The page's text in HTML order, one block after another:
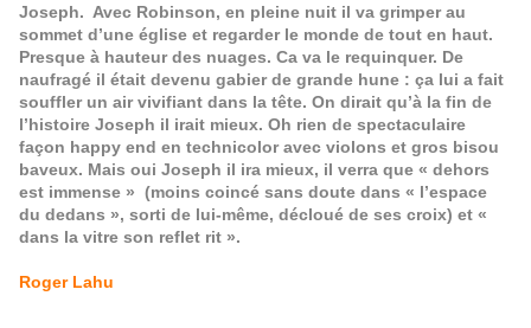
Joseph. Avec Robinson, en pleine nuit il va grimper au
sommet d’une église et regarder le monde de tout en haut.
Presque à hauteur des nuages. Ca va le requinquer. De
naufragé il était devenu gabier de grande hune : ça lui a fait
souffler un air vivifiant dans la tête. On dirait qu’à la fin de
l’histoire Joseph il irait mieux. Oh rien de spectaculaire
façon happy end en technicolor avec violons et gros bisou
baveux. Mais oui Joseph il ira mieux, il verra que « dehors
est immense » (moins coincé sans doute dans « l’espace
du dedans », sorti de lui-même, décloué de ses croix) et «
dans la vitre son reflet rit ».
Roger Lahu